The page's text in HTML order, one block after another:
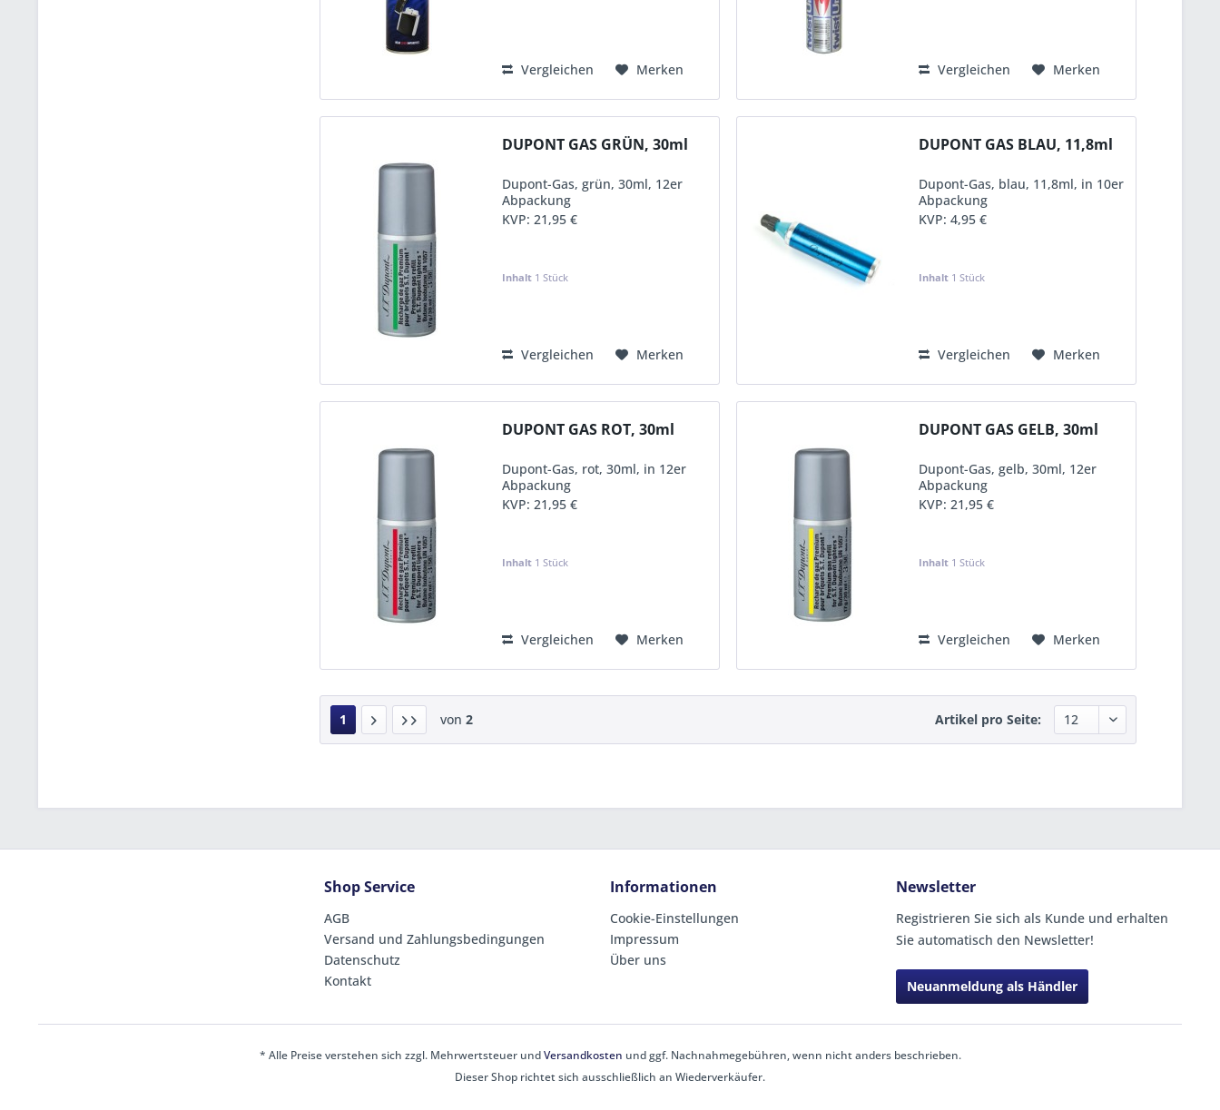
Vergleichen Merken Vergleichen Merken
DUPONT GAS GRÜN, 30ml
Dupont-Gas, grün, 30ml, 12er
Abpackung
KVP: 21,95 €
Inhalt 1 Stück
Vergleichen Merken
DUPONT GAS BLAU, 11,8ml
Dupont-Gas, blau, 11,8ml, in 10er
Abpackung
KVP: 4,95 €
Inhalt 1 Stück
Vergleichen Merken
DUPONT GAS ROT, 30ml
Dupont-Gas, rot, 30ml, in 12er
Abpackung
KVP: 21,95 €
Inhalt 1 Stück
Vergleichen Merken
DUPONT GAS GELB, 30ml
Dupont-Gas, gelb, 30ml, 12er
Abpackung
KVP: 21,95 €
Inhalt 1 Stück
Vergleichen Merken
1 von 2 Artikel pro Seite:
Shop Service
AGB
Versand und Zahlungsbedingungen
Datenschutz
Kontakt
Informationen
Cookie-Einstellungen
Impressum
Über uns
Newsletter
Registrieren Sie sich als Kunde und erhalten
Sie automatisch den Newsletter!
Neuanmeldung als Händler
* Alle Preise verstehen sich zzgl. Mehrwertsteuer undVersandkosten und ggf. Nachnahmegebühren, wenn nicht anders beschrieben.
Dieser Shop richtet sich ausschließlich an Wiederverkäufer.